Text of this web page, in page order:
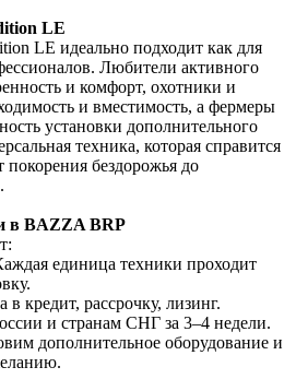
LE
LE идеально подходит как для
Любители активного
и комфорт, охотники и
и вместимость, а фермеры
установки дополнительного
техника, которая справится
бездорожья до
в BAZZA BRP
единица техники проходит
кредит, рассрочку, лизинг.
и странам СНГ за 3–4 недели.
дополнительное оборудование и